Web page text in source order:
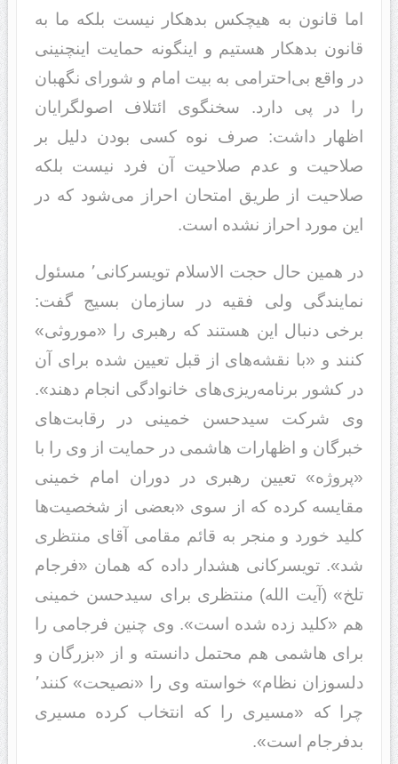
اما قانون به هیچکس بدهکار نیست بلکه ما به
قانون بدهکار هستیم و اینگونه حمایت اینچنینی
در واقع بی‌احترامی به بیت امام و شورای نگهبان
را در پی دارد. سخنگوی ائتلاف اصولگرایان
اظهار داشت: صرف نوه کسی بودن دلیل بر
صلاحیت و عدم صلاحیت آن فرد نیست بلکه
صلاحیت از طریق امتحان احراز می‌شود که در
این مورد احراز نشده است.
در همین حال حجت الاسلام تویسرکانی٬ مسئول
نمایندگی ولی فقیه در سازمان بسیج گفت:
برخی دنبال این هستند که رهبری را «موروثی»
کنند و «با نقشه‌های از قبل تعیین شده برای آن
در کشور برنامه‌ریزی‌های خانوادگی انجام دهند».
وی شرکت سیدحسن خمینی در رقابت‌های
خبرگان و اظهارات هاشمی در حمایت از وی را با
«پروژه» تعیین رهبری در دوران امام خمینی
مقایسه کرده که از سوی «بعضی از شخصیت‌ها
کلید خورد و منجر به قائم مقامی آقای منتظری
شد». تویسرکانی هشدار داده که‌‌ همان «فرجام
تلخ» (آیت الله) منتظری برای سیدحسن خمینی
هم «کلید زده شده است». وی چنین فرجامی را
برای هاشمی هم محتمل دانسته و از «بزرگان و
دلسوزان نظام» خواسته وی را «نصیحت» کنند٬
چرا که «مسیری را که انتخاب کرده مسیری
بدفرجام است».